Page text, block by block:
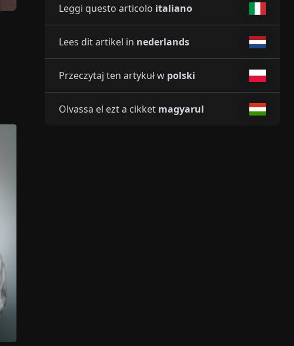
Leggi questo articolo italiano
Lees dit artikel in nederlands
Przeczytaj ten artykuł w polski
Olvassa el ezt a cikket magyarul